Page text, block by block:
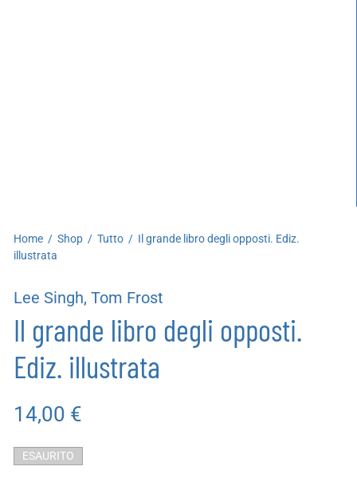
Home / Shop / Tutto / Il grande libro degli opposti. Ediz.
illustrata
Lee Singh, Tom Frost
Il grande libro degli opposti.
Ediz. illustrata
14,00 €
ESAURITO